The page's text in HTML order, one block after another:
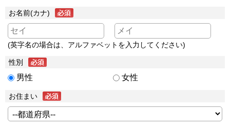
お名前(カナ)
(英字名の場合は、アルファベットを入力してください)
性別
男性 女性
お住まい